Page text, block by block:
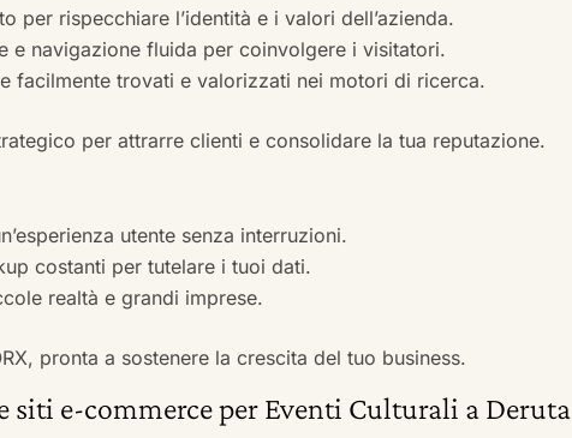
per rispecchiare l’identità e i valori dell’azienda.
e navigazione fluida per coinvolgere i visitatori.
facilmente trovati e valorizzati nei motori di ricerca.
per attrarre clienti e consolidare la tua reputazione.
utente senza interruzioni.
costanti per tutelare i tuoi dati.
realtà e grandi imprese.
pronta a sostenere la crescita del tuo business.
siti e-commerce per Eventi Culturali a Deruta